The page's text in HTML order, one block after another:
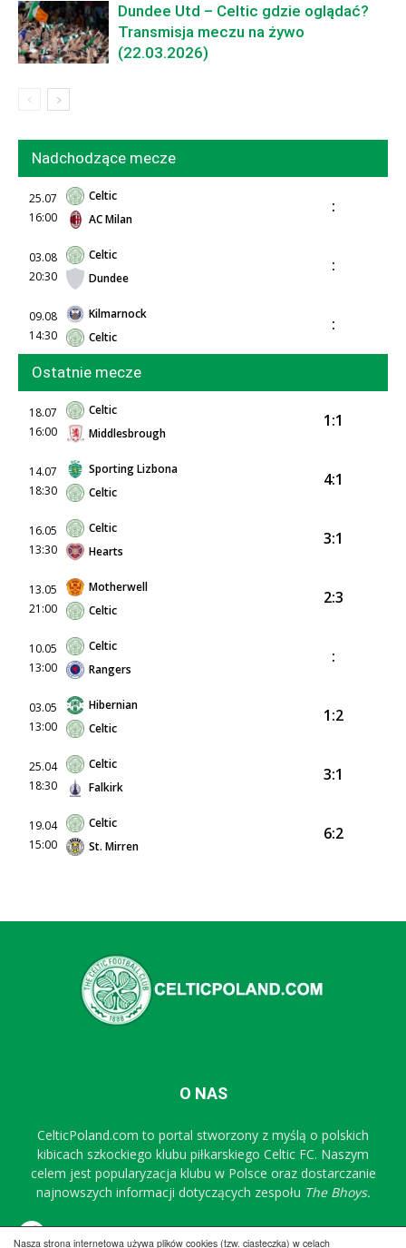
Nasza strona internetowa używa plików cookies (tzw. ciasteczka) w celach
Dundee Utd – Celtic gdzie oglądać?
Transmisja meczu na żywo
(22.03.2026)
Nadchodzące mecze
25.07
16:00
Celtic
AC Milan
:
03.08
20:30
Celtic
Dundee
:
09.08
14:30
Kilmarnock
Celtic
:
Ostatnie mecze
18.07
16:00
Celtic
Middlesbrough
1:1
14.07
18:30
Sporting Lizbona
Celtic
4:1
16.05
13:30
Celtic
Hearts
3:1
13.05
21:00
Motherwell
Celtic
2:3
10.05
13:00
Celtic
Rangers
:
03.05
13:00
Hibernian
Celtic
1:2
25.04
18:30
Celtic
Falkirk
3:1
19.04
15:00
Celtic
St. Mirren
6:2
O NAS
CelticPoland.com to portal stworzony z myślą o polskich
kibicach szkockiego klubu piłkarskiego Celtic FC. Naszym
celem jest popularyzacja klubu w Polsce oraz dostarczanie
najnowszych informacji dotyczących zespołu The Bhoys.